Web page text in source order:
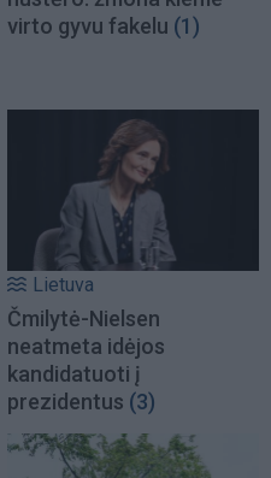
virto gyvu fakelu (1)
Lietuva
Čmilytė-Nielsen
neatmeta idėjos
kandidatuoti į
prezidentus (3)